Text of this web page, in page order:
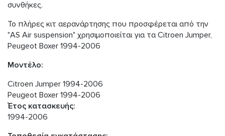
συνθήκες.
Το πλήρες κιτ αερανάρτησης που προσφέρεται από την
"AS Air suspension" χρησιμοποιείται για τα Citroen Jumper,
Peugeot Boxer 1994-2006
Μοντέλο:
Citroen Jumper 1994-2006
Peugeot Boxer 1994-2006
Έτος κατασκευής:
1994-2006